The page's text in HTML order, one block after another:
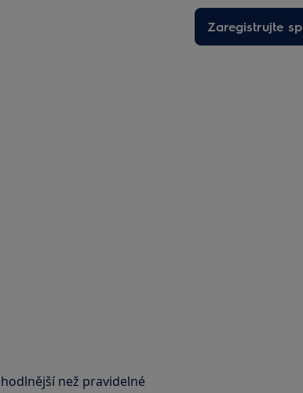
než pravidelné
Zaregistrujte